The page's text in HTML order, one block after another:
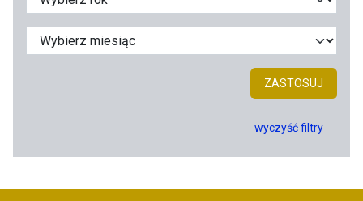
ZASTOSUJ
wyczyść filtry